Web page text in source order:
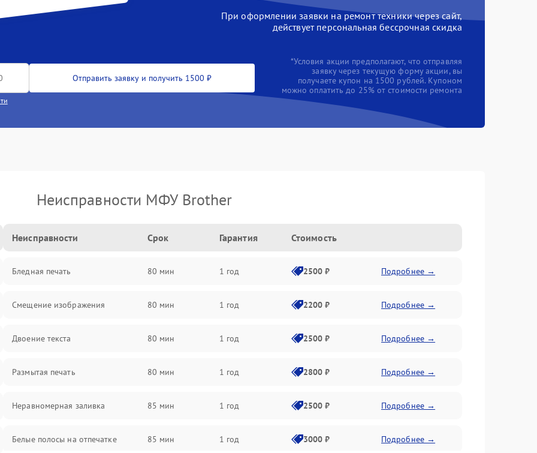
При оформлении заявки на ремонт техники через сайт,
действует персональная бессрочная скидка
Отправить заявку и получить 1500 ₽
*Условия акции предполагают, что отправляя
заявку через текущую форму акции, вы
получаете купон на 1500 рублей. Купоном
можно оплатить до 25% от стоимости ремонта
Неисправности МФУ Brother
Неисправности Срок Гарантия Стоимость
Бледная печать 80 мин 1 год 2500 ₽ Подробнее →
Смещение изображения 80 мин 1 год 2200 ₽ Подробнее →
Двоение текста 80 мин 1 год 2500 ₽ Подробнее →
Размытая печать 80 мин 1 год 2800 ₽ Подробнее →
Неравномерная заливка 85 мин 1 год 2500 ₽ Подробнее →
Белые полосы на отпечатке 85 мин 1 год 3000 ₽ Подробнее →